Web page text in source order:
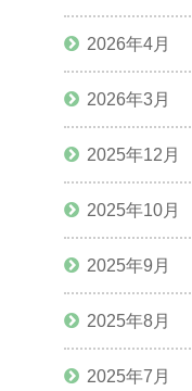
2026年4月
2026年3月
2025年12月
2025年10月
2025年9月
2025年8月
2025年7月